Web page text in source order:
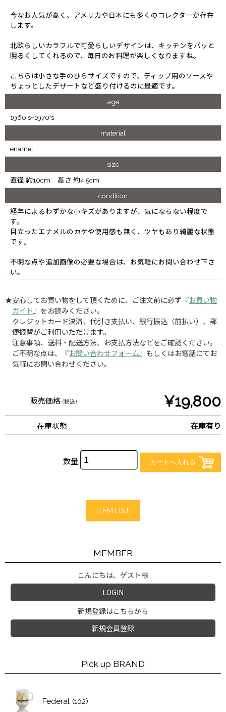
今なお人気が高く、アメリカや日本にも多くのコレクターが存在
します。
北欧らしいカラフルで可愛らしいデザインは、キッチンをパッと
明るくしてくれるので、毎日のお料理が楽しくなりますね。
こちらは小さな手のひらサイズですので、ディップ用のソースや
ちょっとしたデザートなど盛り付けるのに最適です。
age
1960's~1970's
material
enamel
size
直径 約10cm 高さ 約4.5cm
condition
経年によるわずかな小キズがありますが、気にならない程度で
す。
目立ったエナメルのカケや使用感も無く、ツヤもあり綺麗な状態
です。
不明な点や追加画像の必要な場合は、お気軽にお問い合わせ下さ
い。
★安心してお買い物をして頂くために、ご注文前に必ず『お買い物
ガイド 』をお読みください。
クレジットカード決済、代引き支払い、銀行振込（前払い）、郵
便振替がご利用いただけます。
注意事項、送料・配送方法、お支払方法などをご確認ください。
ご不明な点は、『お問い合わせフォーム 』もしくはお電話にてお
気軽にお問い合わせください。
販売価格 (税込) ¥19,800
在庫状態 : 在庫有り
数量
ITEM LIST
MEMBER
こんにちは、ゲスト様
LOGIN
新規登録はこちらから
新規会員登録
Pick up BRAND
Federal (102)